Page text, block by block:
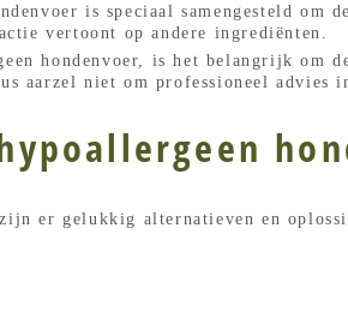
is speciaal samengesteld om
vertoont op andere ingrediënten.
hondenvoer, is het belangrijk om
aarzel niet om professioneel advies
er gelukkig alternatieven en